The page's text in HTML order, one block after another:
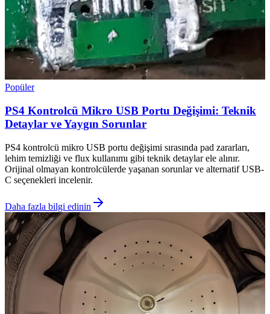
Popüler
PS4 Kontrolcü Mikro USB Portu Değişimi: Teknik
Detaylar ve Yaygın Sorunlar
PS4 kontrolcü mikro USB portu değişimi sırasında pad zararları,
lehim temizliği ve flux kullanımı gibi teknik detaylar ele alınır.
Orijinal olmayan kontrolcülerde yaşanan sorunlar ve alternatif USB-
C seçenekleri incelenir.
Daha fazla bilgi edinin